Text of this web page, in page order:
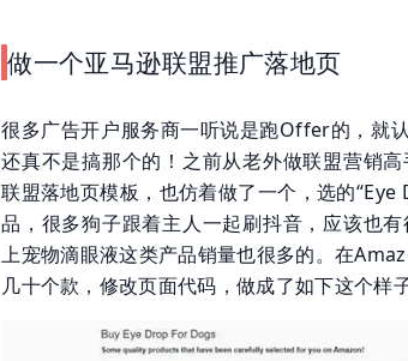
做一个亚马逊联盟推广落地页
很多广告开户服务商一听说是跑Offer的，就
还真不是搞那个的！之前从老外做联盟营销
联盟落地页模板，也仿着做了一个，选的
品，很多狗子跟着主人一起刷抖音，应该也
上宠物滴眼液这类产品销量也很多的。在
几十个款，修改页面代码，做成了如下这个样